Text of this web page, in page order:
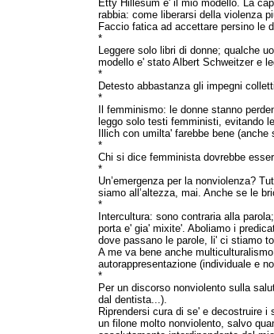
Etty Hillesum e' il mio modello. La
rabbia: come liberarsi della violenza
Faccio fatica ad accettare persino le
*
Leggere solo libri di donne; qualche
modello e' stato Albert Schweitzer e
*
Detesto abbastanza gli impegni
*
Il femminismo: le donne stanno
leggo solo testi femministi, evitando
Illich con umilta' farebbe bene
*
Chi si dice femminista dovrebbe
*
Un’emergenza per la nonviolenza?
siamo all’altezza, mai. Anche se le
*
Intercultura: sono contraria alla
porta e' gia' mixite'. Aboliamo i
dove passano le parole, li' ci stiamo
A me va bene anche
autorappresentazione (individuale e
*
Per un discorso nonviolento sulla
dal dentista...).
Riprendersi cura di se' e decostruire
un filone molto nonviolento, salvo